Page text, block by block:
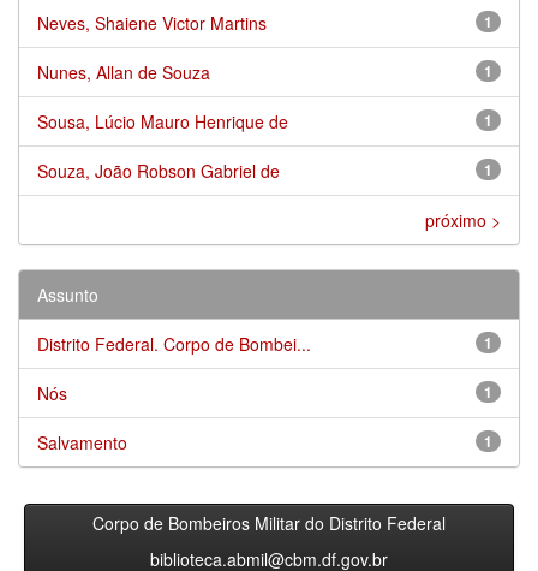
1
Neves, Shaiene Victor Martins
1
Nunes, Allan de Souza
1
Sousa, Lúcio Mauro Henrique de
1
Souza, João Robson Gabriel de
próximo >
Assunto
1
Distrito Federal. Corpo de Bombei...
1
Nós
1
Salvamento
Corpo de Bombeiros Militar do Distrito Federal
biblioteca.abmil@cbm.df.gov.br